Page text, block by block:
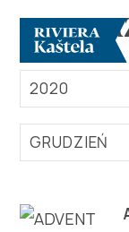
Odkryj
2020
GRUDZIEŃ